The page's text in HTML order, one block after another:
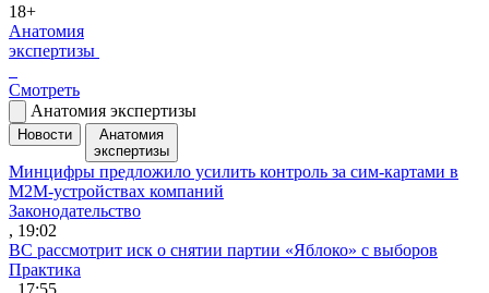
18+
Анатомия
экспертизы
Смотреть
Анатомия экспертизы
Новости
Анатомия
экспертизы
Минцифры предложило усилить контроль за сим-картами в
M2M-устройствах компаний
Законодательство
, 19:02
ВС рассмотрит иск о снятии партии «Яблоко» с выборов
Практика
, 17:55